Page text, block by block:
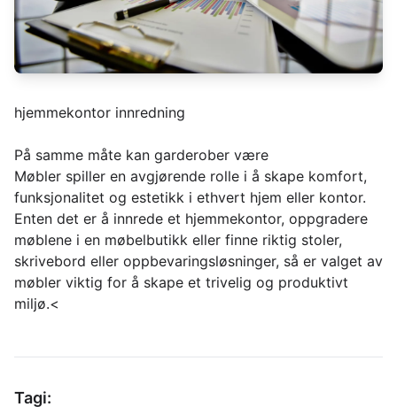
hjemmekontor innredning
På samme måte kan garderober være
Møbler spiller en avgjørende rolle i å skape komfort,
funksjonalitet og estetikk i ethvert hjem eller kontor.
Enten det er å innrede et hjemmekontor, oppgradere
møblene i en møbelbutikk eller finne riktig stoler,
skrivebord eller oppbevaringsløsninger, så er valget av
møbler viktig for å skape et trivelig og produktivt
miljø.<
Tagi: